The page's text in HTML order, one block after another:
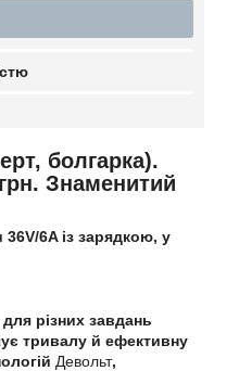
болгарка).
Знаменитий
6A із зарядкою, у
різних завдань
тривалу й ефективну
Девольт,